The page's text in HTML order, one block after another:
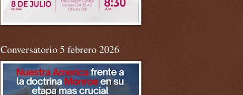
Conversatorio 5 febrero 2026